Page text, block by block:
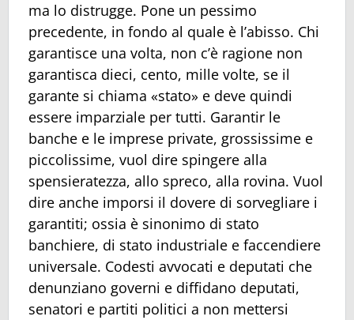
ma lo distrugge. Pone un pessimo
precedente, in fondo al quale è l’abisso. Chi
garantisce una volta, non c’è ragione non
garantisca dieci, cento, mille volte, se il
garante si chiama «stato» e deve quindi
essere imparziale per tutti. Garantir le
banche e le imprese private, grossissime e
piccolissime, vuol dire spingere alla
spensieratezza, allo spreco, alla rovina. Vuol
dire anche imporsi il dovere di sorvegliare i
garantiti; ossia è sinonimo di stato
banchiere, di stato industriale e faccendiere
universale. Codesti avvocati e deputati che
denunziano governi e diffidano deputati,
senatori e partiti politici a non mettersi